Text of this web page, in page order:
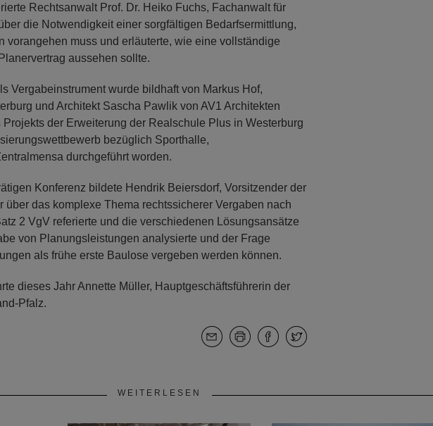
Rechtsanwalt Prof. Dr. Heiko Fuchs, Fachanwalt für
die Notwendigkeit einer sorgfältigen Bedarfsermittlung,
vorangehen muss und erläuterte, wie eine vollständige
aussehen sollte.
Vergabeinstrument wurde bildhaft von Markus Hof,
und Architekt Sascha Pawlik von AV1 Architekten
der Erweiterung der Realschule Plus in Westerburg
bezüglich Sporthalle,
durchgeführt worden.
Konferenz bildete Hendrik Beiersdorf, Vorsitzender der
über das komplexe Thema rechtssicherer Vergaben nach
2 VgV referierte und die verschiedenen Lösungsansätze
von Planungsleistungen analysierte und der Frage
als frühe erste Baulose vergeben werden können.
dieses Jahr Annette Müller, Hauptgeschäftsführerin der
Pfalz.
WEITERLESEN